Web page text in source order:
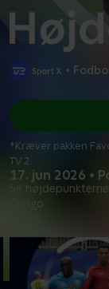
•
17. jun 2026 •
Se
Congo.
*Kræver pakken
TV 2.